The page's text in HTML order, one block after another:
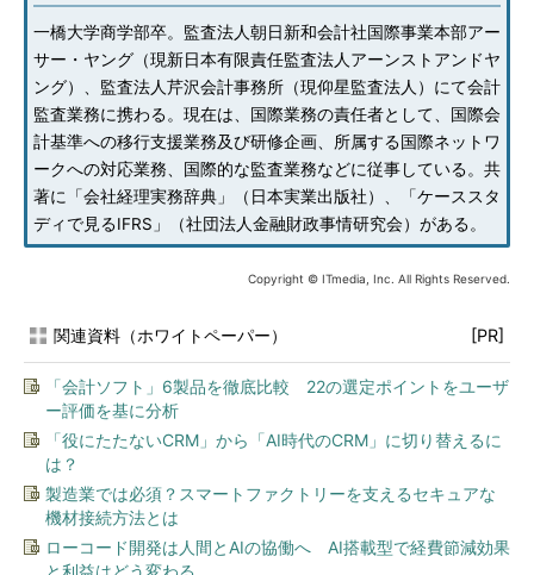
一橋大学商学部卒。監査法人朝日新和会計社国際事業本部アー
サー・ヤング（現新日本有限責任監査法人アーンストアンドヤ
ング）、監査法人芹沢会計事務所（現仰星監査法人）にて会計
監査業務に携わる。現在は、国際業務の責任者として、国際会
計基準への移行支援業務及び研修企画、所属する国際ネットワ
ークへの対応業務、国際的な監査業務などに従事している。共
著に「会社経理実務辞典」（日本実業出版社）、「ケーススタ
ディで見るIFRS」（社団法人金融財政事情研究会）がある。
Copyright © ITmedia, Inc. All Rights Reserved.
関連資料（ホワイトペーパー） [PR]
「会計ソフト」6製品を徹底比較 22の選定ポイントをユーザ
ー評価を基に分析
「役にたたないCRM」から「AI時代のCRM」に切り替えるに
は？
製造業では必須？スマートファクトリーを支えるセキュアな
機材接続方法とは
ローコード開発は人間とAIの協働へ AI搭載型で経費節減効果
と利益はどう変わる